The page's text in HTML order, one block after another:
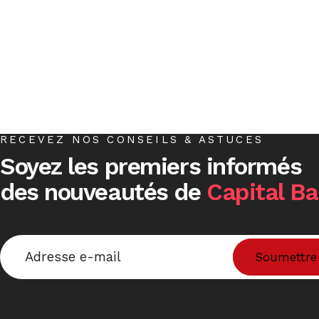
RECEVEZ NOS CONSEILS & ASTUCES
Soyez les premiers informés
des nouveautés de Capital
Email